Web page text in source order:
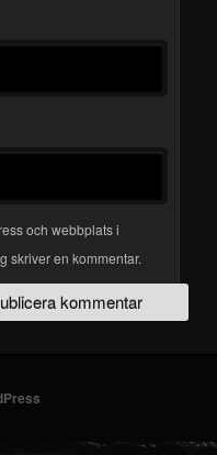
och webbplats i
skriver en kommentar.